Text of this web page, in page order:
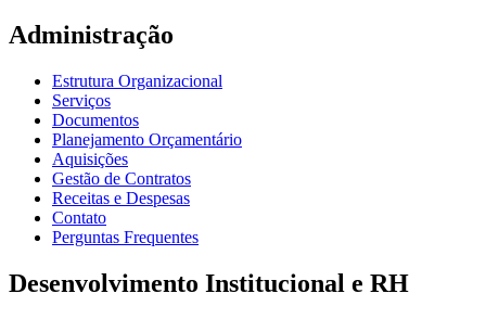
Administração
Estrutura Organizacional
Serviços
Documentos
Planejamento Orçamentário
Aquisições
Gestão de Contratos
Receitas e Despesas
Contato
Perguntas Frequentes
Desenvolvimento Institucional e RH